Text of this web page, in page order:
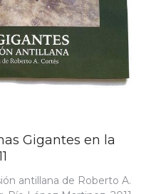
Gigantes en la
antillana de Roberto A.